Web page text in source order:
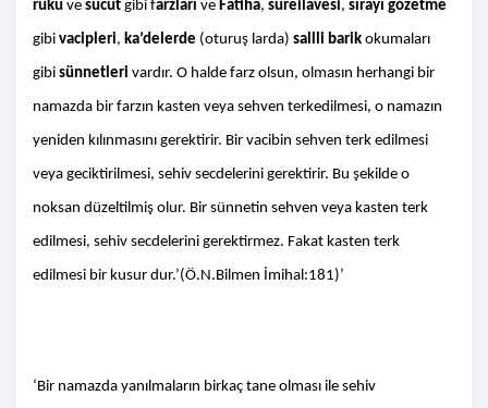
rükû ve sücut gibi farzları ve Fatiha, süreilavesi, sırayı gözetme
gibi vacipleri, ka’delerde (oturuş larda) sallli barik okumaları
gibi sünnetleri vardır. O halde farz olsun, olmasın herhangi bir
namazda bir farzın kasten veya sehven terkedilmesi, o namazın
yeniden kılınmasını gerektirir. Bir vacibin sehven terk edilmesi
veya geciktirilmesi, sehiv secdelerini gerektirir. Bu şekilde o
noksan düzeltilmiş olur. Bir sünnetin sehven veya kasten terk
edilmesi, sehiv secdelerini gerektirmez. Fakat kasten terk
edilmesi bir kusur dur.’(Ö.N.Bilmen İmihal:181)’
‘Bir namazda yanılmaların birkaç tane olması ile sehiv